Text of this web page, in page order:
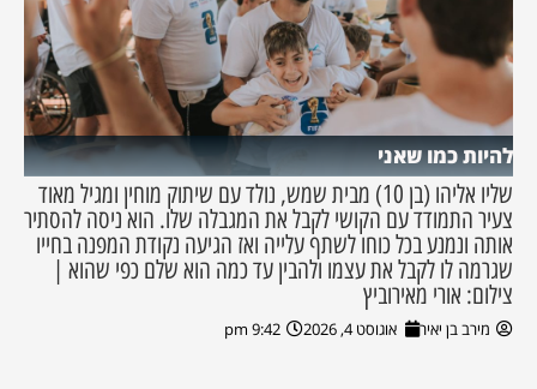
להיות כמו שאני
שליו אליהו (בן 10) מבית שמש, נולד עם שיתוק מוחין ומגיל מאוד
צעיר התמודד עם הקושי לקבל את המגבלה שלו. הוא ניסה להסתיר
אותה ונמנע בכל כוחו לשתף עלייה ואז הגיעה נקודת המפנה בחייו
שגרמה לו לקבל את עצמו ולהבין עד כמה הוא שלם כפי שהוא |
צילום: אורי מאירוביץ
מירב בן יאיר אוגוסט 4, 2026 9:42 pm